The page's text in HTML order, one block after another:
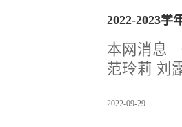
学习马克
要思想。
实现中华
2022-2023学
本网消息
范玲莉 刘
秋季学期
2022-09-29